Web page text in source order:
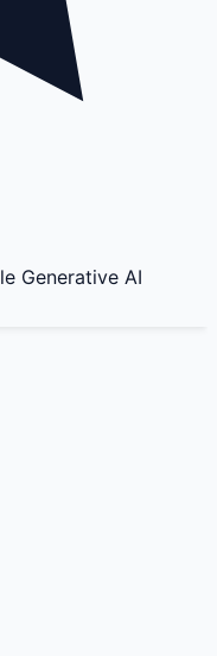
Generative AI